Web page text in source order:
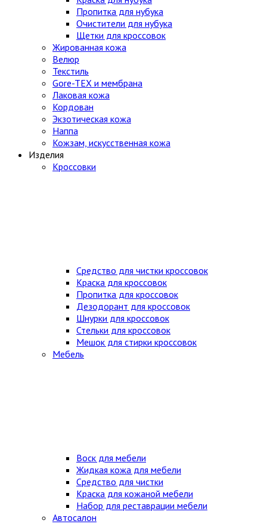
Пропитка для нубука
Очистители для нубука
Щетки для кроссовок
Жированная кожа
Велюр
Текстиль
Gore-TEX и мембрана
Лаковая кожа
Кордован
Экзотическая кожа
Наппа
Кожзам, искусственная кожа
Изделия
Кроссовки
Средство для чистки кроссовок
Краска для кроссовок
Пропитка для кроссовок
Дезодорант для кроссовок
Шнурки для кроссовок
Стельки для кроссовок
Мешок для стирки кроссовок
Мебель
Воск для мебели
Жидкая кожа для мебели
Средство для чистки
Краска для кожаной мебели
Набор для реставрации мебели
Автосалон